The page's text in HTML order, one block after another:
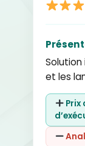
et les
Prix